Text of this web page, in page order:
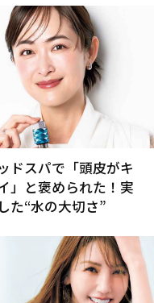
ドスパで「頭皮がキ
」と褒められた！実
た“水の大切さ”